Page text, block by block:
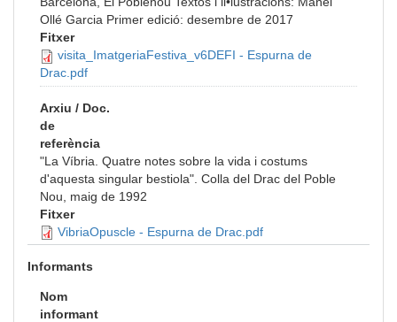
Ollé Garcia Primer edició: desembre de 2017
Fitxer
visita_ImatgeriaFestiva_v6DEFI - Espurna de
Drac.pdf
Arxiu / Doc.
de
referència
"La Víbria. Quatre notes sobre la vida i costums
d'aquesta singular bestiola". Colla del Drac del Poble
Nou, maig de 1992
Fitxer
VibriaOpuscle - Espurna de Drac.pdf
Informants
Nom
informant